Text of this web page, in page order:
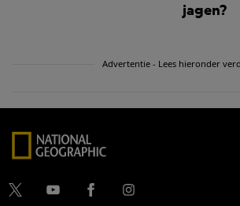
jagen?
Advertentie - Lees hieronder